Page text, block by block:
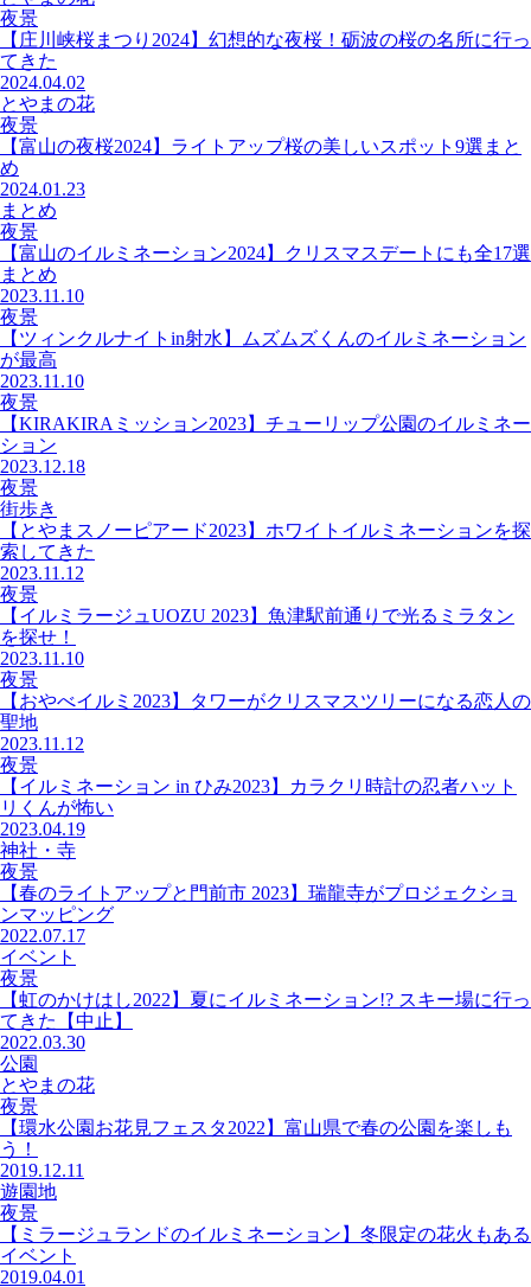
夜景
【庄川峡桜まつり2024】幻想的な夜桜！砺波の桜の名所に行っ
てきた
2024.04.02
とやまの花
夜景
【富山の夜桜2024】ライトアップ桜の美しいスポット9選まと
め
2024.01.23
まとめ
夜景
【富山のイルミネーション2024】クリスマスデートにも全17選
まとめ
2023.11.10
夜景
【ツィンクルナイトin射水】ムズムズくんのイルミネーション
が最高
2023.11.10
夜景
【KIRAKIRAミッション2023】チューリップ公園のイルミネー
ション
2023.12.18
夜景
街歩き
【とやまスノーピアード2023】ホワイトイルミネーションを探
索してきた
2023.11.12
夜景
【イルミラージュUOZU 2023】魚津駅前通りで光るミラタン
を探せ！
2023.11.10
夜景
【おやべイルミ2023】タワーがクリスマスツリーになる恋人の
聖地
2023.11.12
夜景
【イルミネーション in ひみ2023】カラクリ時計の忍者ハット
リくんが怖い
2023.04.19
神社・寺
夜景
【春のライトアップと門前市 2023】瑞龍寺がプロジェクショ
ンマッピング
2022.07.17
イベント
夜景
【虹のかけはし2022】夏にイルミネーション!? スキー場に行っ
てきた【中止】
2022.03.30
公園
とやまの花
夜景
【環水公園お花見フェスタ2022】富山県で春の公園を楽しも
う！
2019.12.11
遊園地
夜景
【ミラージュランドのイルミネーション】冬限定の花火もある
イベント
2019.04.01